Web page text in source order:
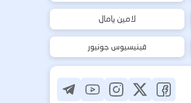
لامين يامال
فينيسيوس جونيور